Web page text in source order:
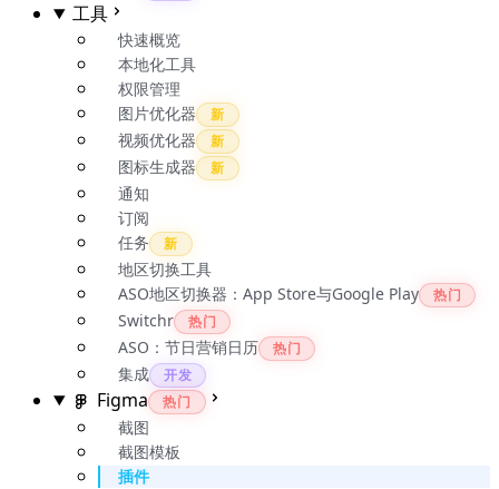
工具
快速概览
本地化工具
权限管理
图片优化器
新
视频优化器 新
图标生成器 新
通知
订阅
任务
新
地区切换工具
ASO地区切换器：App Store与Google Play
热门
Switchr 热门
ASO：节日营销日历 热门
集成 开发
Figma 热门
截图
截图模板
插件